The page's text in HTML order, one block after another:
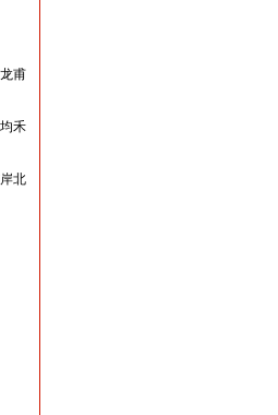
甫
禾
北